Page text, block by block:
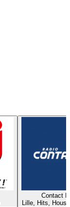
Contact
Lille, Hits,